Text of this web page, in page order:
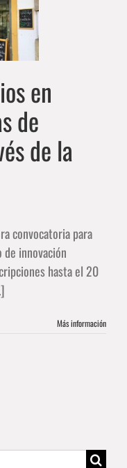
en
de
de la
convocatoria para
innovación
hasta el 20
Más información